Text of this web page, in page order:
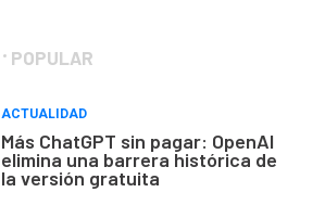
POPULAR
ACTUALIDAD
Más ChatGPT sin pagar: OpenAI
elimina una barrera histórica de
la versión gratuita